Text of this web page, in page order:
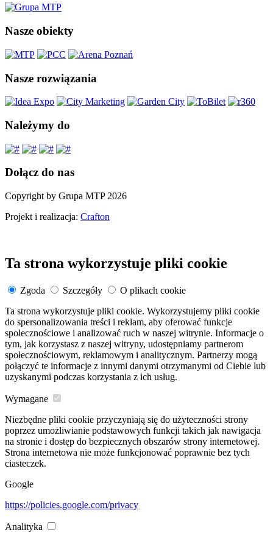
Nasze obiekty
Nasze rozwiązania
Należymy do
Dołącz do nas
Copyright by Grupa MTP 2026
Projekt i realizacja: Crafton
Ta strona wykorzystuje pliki cookie
Zgoda Szczegóły
O plikach cookie
Ta strona wykorzystuje pliki cookie. Wykorzystujemy pliki cookie
do spersonalizowania treści i reklam, aby oferować funkcje
społecznościowe i analizować ruch w naszej witrynie. Informacje o
tym, jak korzystasz z naszej witryny, udostępniamy partnerom
społecznościowym, reklamowym i analitycznym. Partnerzy mogą
połączyć te informacje z innymi danymi otrzymanymi od Ciebie lub
uzyskanymi podczas korzystania z ich usług.
Wymagane
Niezbędne pliki cookie przyczyniają się do użyteczności strony
poprzez umożliwianie podstawowych funkcji takich jak nawigacja
na stronie i dostęp do bezpiecznych obszarów strony internetowej.
Strona internetowa nie może funkcjonować poprawnie bez tych
ciasteczek.
Google
https://policies.google.com/privacy
Analityka